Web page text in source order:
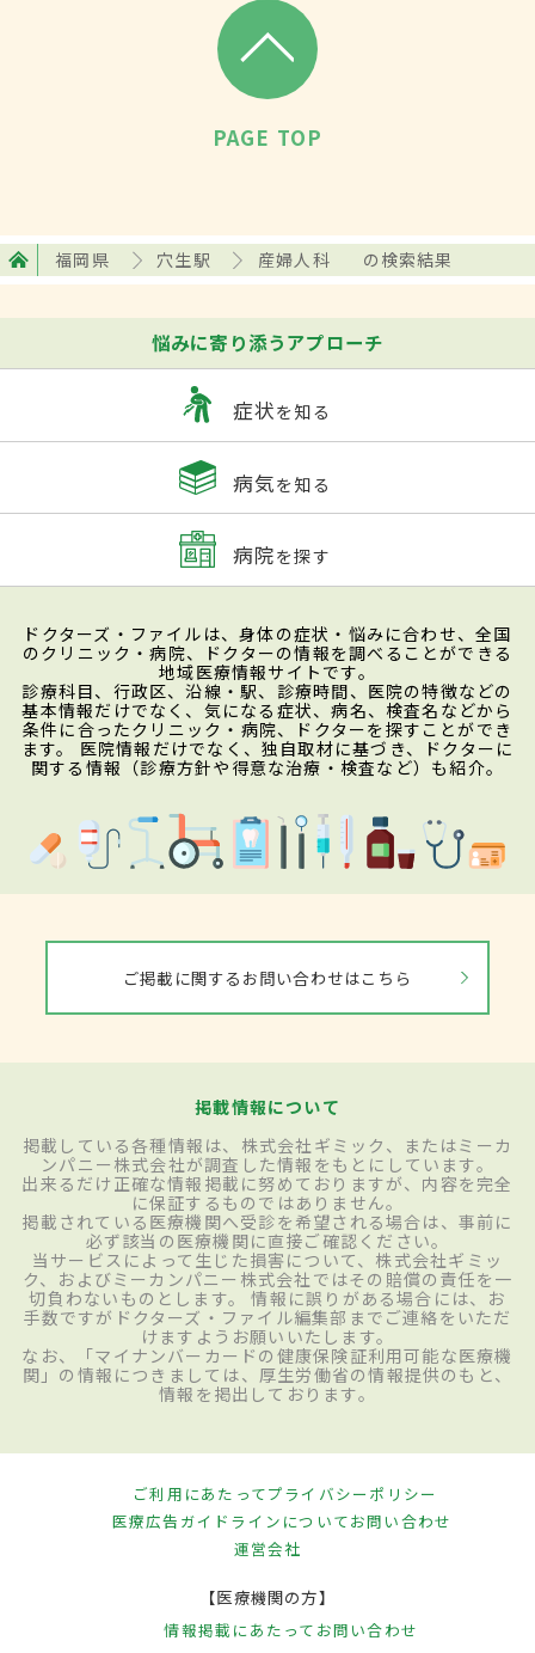
PAGE TOP
福岡県 穴生駅 産婦人科 の検索結果
悩みに寄り添うアプローチ
症状を知る
病気を知る
病院を探す
ドクターズ・ファイルは、身体の症状・悩みに合わせ、全国
のクリニック・病院、ドクターの情報を調べることができる
地域医療情報サイトです。
診療科目、行政区、沿線・駅、診療時間、医院の特徴などの
基本情報だけでなく、気になる症状、病名、検査名などから
条件に合ったクリニック・病院、ドクターを探すことができ
ます。 医院情報だけでなく、独自取材に基づき、ドクターに
関する情報（診療方針や得意な治療・検査など）も紹介。
ご掲載に関するお問い合わせはこちら
掲載情報について
掲載している各種情報は、株式会社ギミック、またはミーカ
ンパニー株式会社が調査した情報をもとにしています。
出来るだけ正確な情報掲載に努めておりますが、内容を完全
に保証するものではありません。
掲載されている医療機関へ受診を希望される場合は、事前に
必ず該当の医療機関に直接ご確認ください。
当サービスによって生じた損害について、株式会社ギミッ
ク、およびミーカンパニー株式会社ではその賠償の責任を一
切負わないものとします。 情報に誤りがある場合には、お
手数ですがドクターズ・ファイル編集部までご連絡をいただ
けますようお願いいたします。
なお、「マイナンバーカードの健康保険証利用可能な医療機
関」の情報につきましては、厚生労働省の情報提供のもと、
情報を掲出しております。
ご利用にあたってプライバシーポリシー
医療広告ガイドラインについてお問い合わせ
運営会社
【医療機関の方】
情報掲載にあたって お問い合わせ